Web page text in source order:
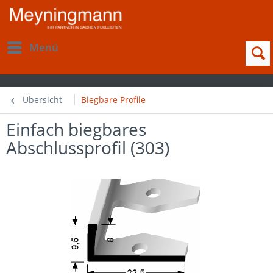
Menü
Übersicht Biegbare Profile
Einfach biegbares
Abschlussprofil (303)